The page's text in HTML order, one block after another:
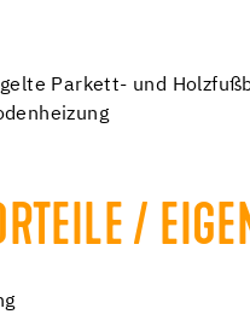
Parkett- und
/